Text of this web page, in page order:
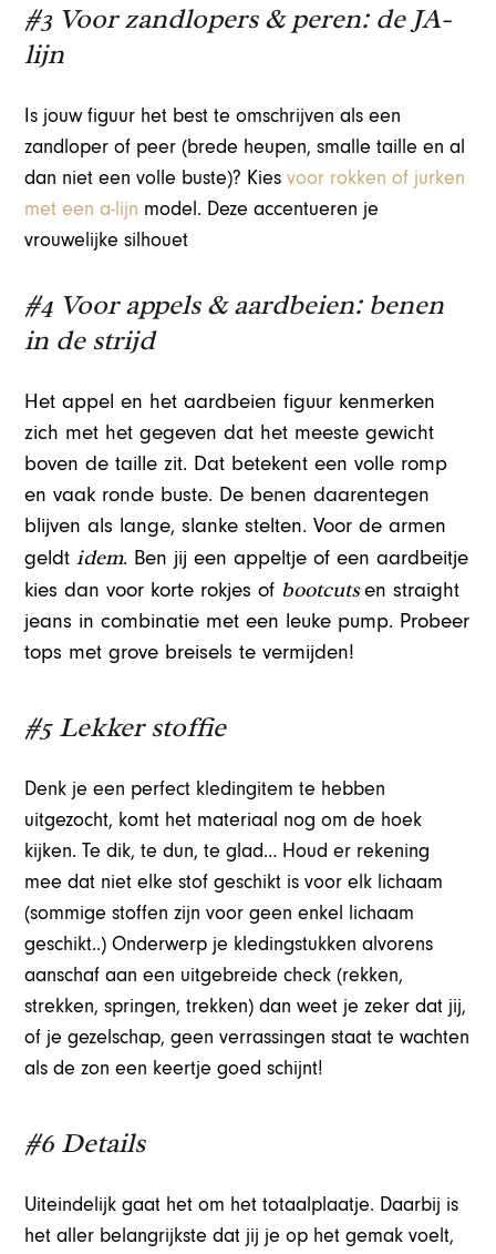
#3 Voor zandlopers & peren: de JA-
lijn
Is jouw figuur het best te omschrijven als een
zandloper of peer (brede heupen, smalle taille en al
dan niet een volle buste)? Kiesvoor rokken of jurken
met een a-lijn model. Deze accentueren je
vrouwelijke silhouet
#4 Voor appels & aardbeien: benen
in de strijd
Het appel en het aardbeien figuur kenmerken
zich met het gegeven dat het meeste gewicht
boven de taille zit. Dat betekent een volle romp
en vaak ronde buste. De benen daarentegen
blijven als lange, slanke stelten. Voor de armen
geldtidem. Ben jij een appeltje of een aardbeitje
kies dan voor korte rokjes of bootcutsen straight
jeans in combinatie met een leuke pump. Probeer
tops met grove breisels te vermijden!
#5 Lekker stoffie
Denk je een perfect kledingitem te hebben
uitgezocht, komt het materiaal nog om de hoek
kijken. Te dik, te dun, te glad… Houd er rekening
mee dat niet elke stof geschikt is voor elk lichaam
(sommige stoffen zijn voor geen enkel lichaam
geschikt..) Onderwerp je kledingstukken alvorens
aanschaf aan een uitgebreide check (rekken,
strekken, springen, trekken) dan weet je zeker dat jij,
of je gezelschap, geen verrassingen staat te wachten
als de zon een keertje goed schijnt!
#6 Details
Uiteindelijk gaat het om het totaalplaatje. Daarbij is
het aller belangrijkste dat jij je op het gemak voelt,